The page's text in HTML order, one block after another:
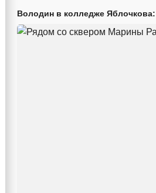
Володин в колледже Яблочкова: